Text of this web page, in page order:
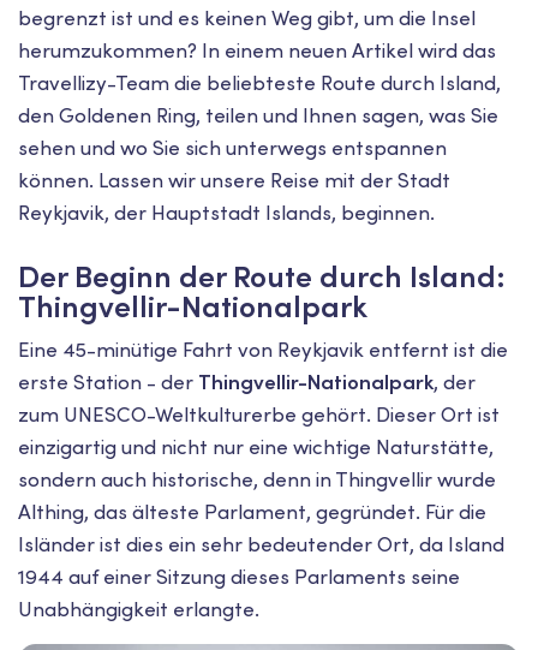
begrenzt ist und es keinen Weg gibt, um die Insel
herumzukommen? In einem neuen Artikel wird das
Travellizy-Team die beliebteste Route durch Island,
den Goldenen Ring, teilen und Ihnen sagen, was Sie
sehen und wo Sie sich unterwegs entspannen
können. Lassen wir unsere Reise mit der Stadt
Reykjavik, der Hauptstadt Islands, beginnen.
Der Beginn der Route durch Island:
Thingvellir-Nationalpark
Eine 45-minütige Fahrt von Reykjavik entfernt ist die
erste Station - der Thingvellir-Nationalpark, der
zum UNESCO-Weltkulturerbe gehört. Dieser Ort ist
einzigartig und nicht nur eine wichtige Naturstätte,
sondern auch historische, denn in Thingvellir wurde
Althing, das älteste Parlament, gegründet. Für die
Isländer ist dies ein sehr bedeutender Ort, da Island
1944 auf einer Sitzung dieses Parlaments seine
Unabhängigkeit erlangte.